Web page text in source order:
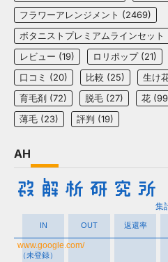
フラワーアレンジメント (2469)
ボタニストプレミアムラインセット
レビュー (19) ロリポップ(21)
口コミ (20) 比較 (25) 生け
育毛剤 (72) 脱毛 (27) 花
薄毛 (23) 評判 (19)
AH